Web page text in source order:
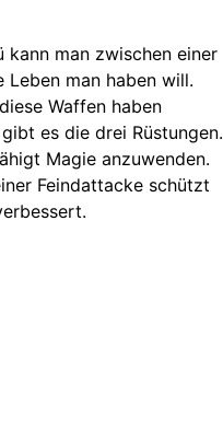
kann man zwischen einer
man haben will.
Waffen haben
es die drei Rüstungen.
Magie anzuwenden.
Feindattacke schützt